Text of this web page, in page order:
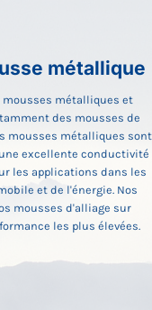
métallique
mousses métalliques et
des mousses de
mousses métalliques sont
excellente conductivité
les applications dans les
et de l'énergie. Nos
mousses d'alliage sur
les plus élevées.